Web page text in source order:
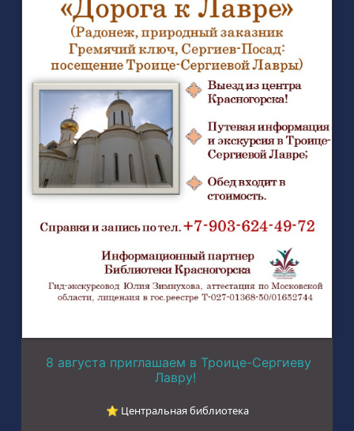
8 августа приглашаем в Троице-Сергиеву
Лавру!
⭐︎ Центральная библиотека